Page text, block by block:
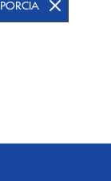
PORCIA